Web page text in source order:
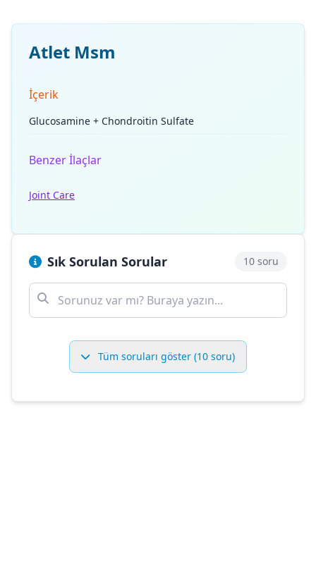
Atlet Msm
İçerik
Glucosamine + Chondroitin Sulfate
Benzer İlaçlar
Joint Care
Sık Sorulan Sorular 10 soru
Tüm soruları göster (10 soru)